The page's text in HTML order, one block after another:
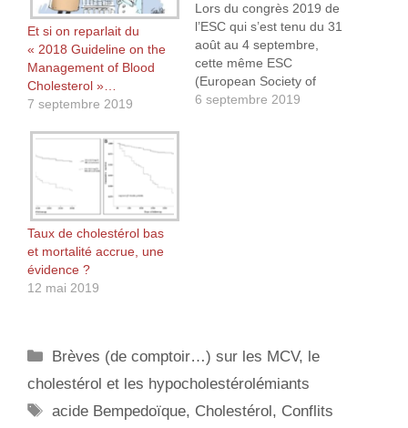
Et si on reparlait du
« 2018 Guideline on the
Management of Blood
Cholesterol »…
7 septembre 2019
Lors du congrès 2019 de
l’ESC qui s’est tenu du 31
août au 4 septembre,
cette même ESC
(European Society of
Cardiology) ainsi que
6 septembre 2019
Taux de cholestérol bas
et mortalité accrue, une
évidence ?
12 mai 2019
Catégories
Brèves (de comptoir…) sur les MCV, le
cholestérol et les hypocholestérolémiants
Étiquettes
acide Bempedoïque, Cholestérol, Conflits